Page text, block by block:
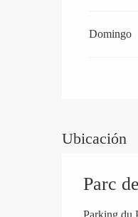
Domingo
Ubicación
Parc
Parking du